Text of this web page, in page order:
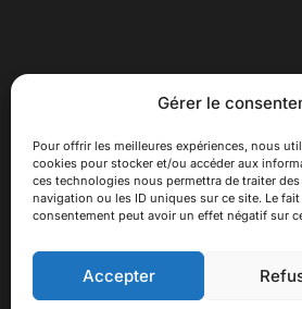
Gérer le
Pour offrir les meilleures expériences, nous
cookies pour stocker et/ou accéder aux
ces technologies nous permettra de traiter
navigation ou les ID uniques sur ce site. Le
consentement peut avoir un effet négatif sur
Accepter
(adresse postale : 62
Maximin, 69003
à 100 mètres du
Lumière, T3
bus C16 Dr Rebatel